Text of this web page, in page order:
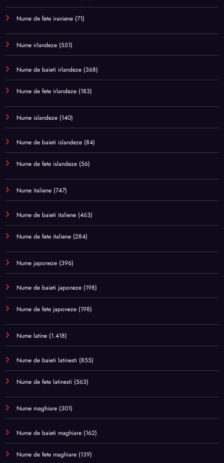
Nume de fete iraniene (71)
Nume irlandeze (551)
Nume de baieti irlandeze (368)
Nume de fete irlandeze (183)
Nume islandeze (140)
Nume de baieti islandeze (84)
Nume de fete islandeze (56)
Nume italiene (747)
Nume de baieti italiene (463)
Nume de fete italiene (284)
Nume japoneze (396)
Nume de baieti japoneze (198)
Nume de fete japoneze (198)
Nume latine (1.418)
Nume de baieti latinesti (855)
Nume de fete latinesti (563)
Nume maghiare (301)
Nume de baieti maghiare (162)
Nume de fete maghiare (139)